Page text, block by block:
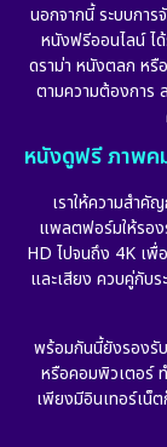
นอกจากนี้ ระบบการ
หนังฟรีออนไลน์ ไ
ดราม่า หนังตลก หรื
ตามความต้องการ
หนังดูฟรี ภาพค
เราให้ความสำ
แพลตฟอร์มให้รอ
HD ไปจนถึง 4K เพื่
และเสียง ควบคู่กับ
พร้อมกันนี้ยังรองรั
หรือคอมพิวเตอร์
เพียงมีอินเทอร์เน็